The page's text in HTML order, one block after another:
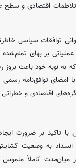
اقتصادی و
توافقات سیاسی
بر بهای تمام‌شده
نوبه خود باعث بروز
توافق‌نامه رسمی
اقتصادی و
تاکید بر ضرورت
به وضعیت
میان‌مدت کاملاً ملموس